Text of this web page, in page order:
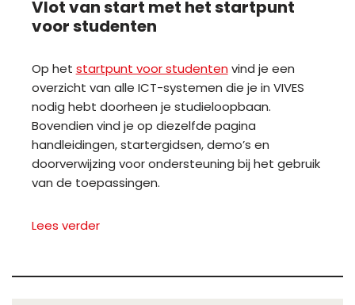
Vlot van start met het startpunt
voor studenten
Op het startpunt voor studentenvind je een
overzicht van alle ICT-systemen die je in VIVES
nodig hebt doorheen je studieloopbaan.
Bovendien vind je op diezelfde pagina
handleidingen, startergidsen, demo’s en
doorverwijzing voor ondersteuning bij het gebruik
van de toepassingen.
Lees verder